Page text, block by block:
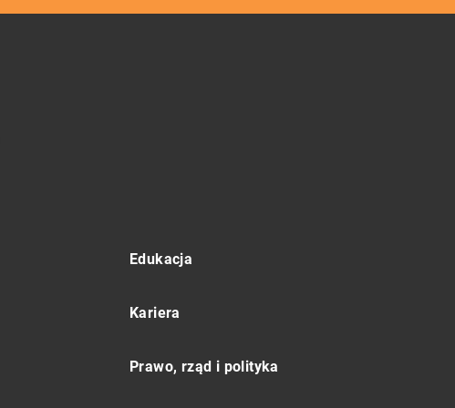
Edukacja
Kariera
Prawo, rząd i polityka